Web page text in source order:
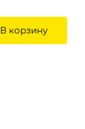
В корзину